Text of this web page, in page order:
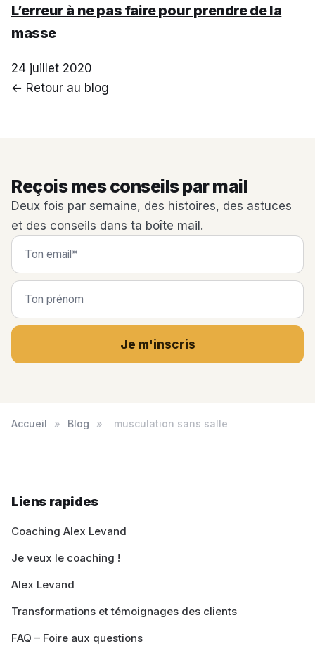
L’erreur à ne pas faire pour prendre de la
masse
24 juillet 2020
← Retour au blog
Reçois mes conseils par mail
Deux fois par semaine, des histoires, des astuces
et des conseils dans ta boîte mail.
Je m'inscris
Accueil » Blog » musculation sans salle
Liens rapides
Coaching Alex Levand
Je veux le coaching !
Alex Levand
Transformations et témoignages des clients
FAQ – Foire aux questions